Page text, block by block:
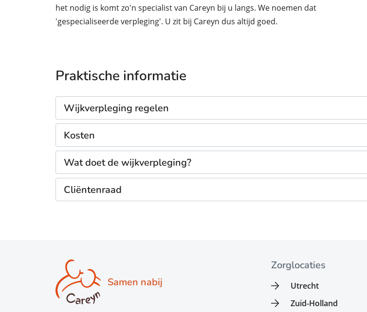
het nodig is komt zo'n specialist van Careyn bij u langs. We noemen dat
'gespecialiseerde verpleging'. U zit bij Careyn dus altijd goed.
Praktische informatie
Wijkverpleging regelen
Kosten
Wat doet de wijkverpleging?
Cliëntenraad
Samen nabij
Zorglocaties
Utrecht
Zuid-Holland